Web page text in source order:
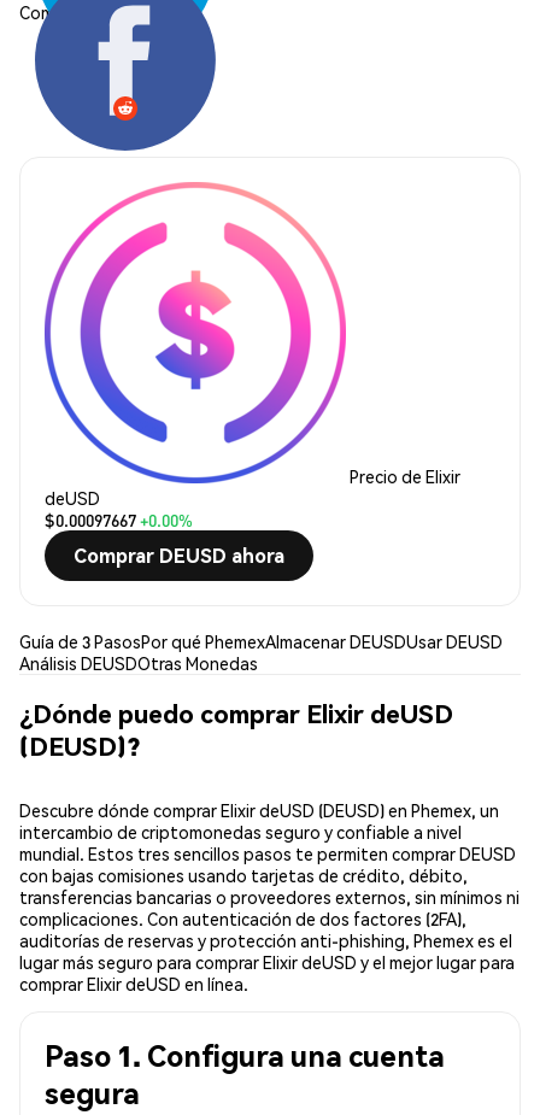
Compartir:
Precio de Elixir
deUSD
$0.00097667+0.00%
Comprar DEUSD ahora
Guía de 3 PasosPor qué PhemexAlmacenar DEUSDUsar DEUSD
Análisis DEUSDOtras Monedas
¿Dónde puedo comprar Elixir deUSD
(DEUSD)?
Descubre dónde comprar Elixir deUSD (DEUSD) en Phemex, un
intercambio de criptomonedas seguro y confiable a nivel
mundial. Estos tres sencillos pasos te permiten comprar DEUSD
con bajas comisiones usando tarjetas de crédito, débito,
transferencias bancarias o proveedores externos, sin mínimos ni
complicaciones. Con autenticación de dos factores (2FA),
auditorías de reservas y protección anti-phishing, Phemex es el
lugar más seguro para comprar Elixir deUSD y el mejor lugar para
comprar Elixir deUSD en línea.
Paso 1. Configura una cuenta
segura